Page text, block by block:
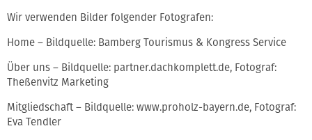
Wir verwenden Bilder folgender Fotografen:
Home – Bildquelle: Bamberg Tourismus & Kongress Service
Über uns – Bildquelle: partner.dachkomplett.de, Fotograf:
Theßenvitz Marketing
Mitgliedschaft – Bildquelle: www.proholz-bayern.de, Fotograf:
Eva Tendler